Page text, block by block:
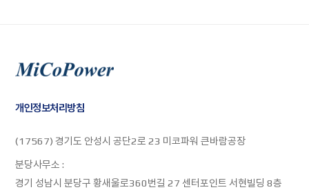
개인정보처리방침
(17567) 경기도 안성시 공단2로 23 미코파워 큰바람공장
분당사무소 :
경기 성남시 분당구 황새울로360번길 27 센터포인트 서현빌딩 8층